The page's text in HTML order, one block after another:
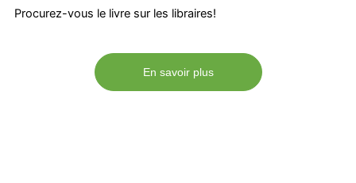
Procurez-vous le livre sur les libraires!
En savoir plus